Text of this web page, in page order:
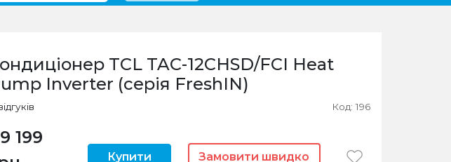
TCL TAC-12CHSD/FCI Heat
Inverter (серія FreshIN)
Код: 196
199
Купити Замовити швидко